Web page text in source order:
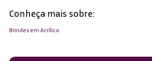
Conheça mais sobre:
Brindes em Acrílico